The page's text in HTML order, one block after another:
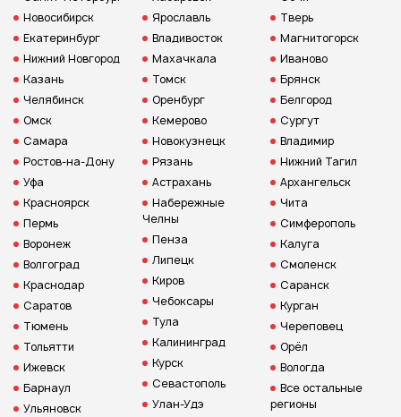
Новосибирск
Екатеринбург
Нижний Новгород
Казань
Челябинск
Омск
Самара
Ростов-на-Дону
Уфа
Красноярск
Пермь
Воронеж
Волгоград
Краснодар
Саратов
Тюмень
Тольятти
Ижевск
Барнаул
Ульяновск
Ярославль
Владивосток
Махачкала
Томск
Оренбург
Кемерово
Новокузнецк
Рязань
Астрахань
Набережные
Челны
Пенза
Липецк
Киров
Чебоксары
Тула
Калининград
Курск
Севастополь
Улан-Удэ
Тверь
Магнитогорск
Иваново
Брянск
Белгород
Сургут
Владимир
Нижний Тагил
Архангельск
Чита
Симферополь
Калуга
Смоленск
Саранск
Курган
Череповец
Орёл
Вологда
Все остальные
регионы